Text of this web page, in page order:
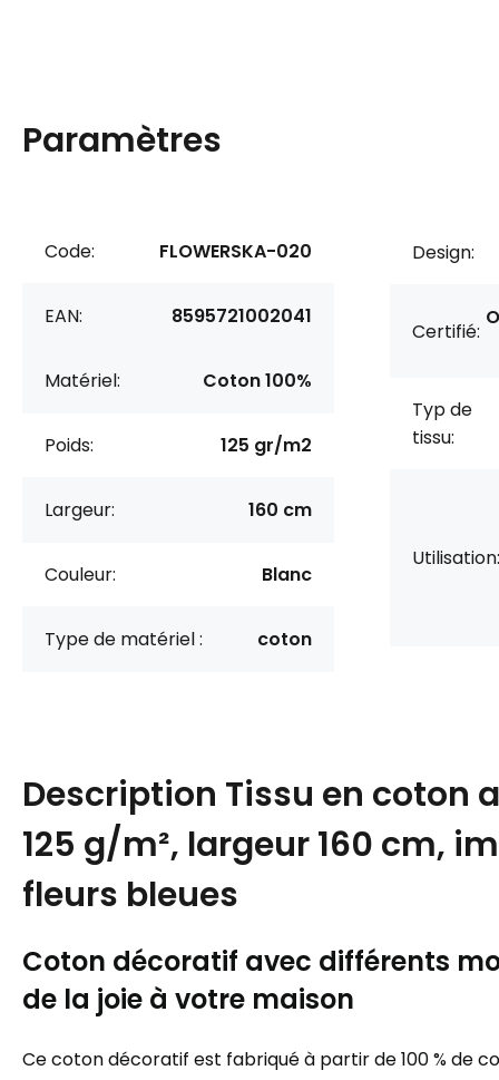
Paramètres
Code: FLOWERSKA-020
EAN: 8595721002041
Matériel: Coton 100%
Poids: 125 gr/m2
Largeur: 160 cm
Couleur: Blanc
Type de matériel : coton
Design:
Certifié:
Typ de
tissu:
Utilisation:
Description Tissu en coton
125 g/m², largeur 160 cm,
fleurs bleues
Coton décoratif avec différents
de la joie à votre maison
Ce coton décoratif est fabriqué à partir de 100 % de